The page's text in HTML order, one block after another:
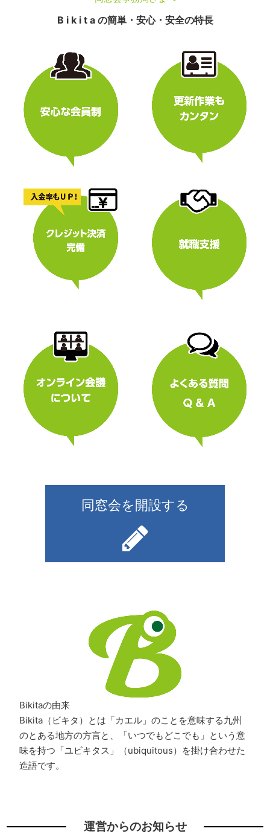
B i k i t a の簡単・安心・安全の特長
同窓会を開設する
Bikitaの由来
Bikita（ビキタ）とは「カエル」のことを意味する九州
のとある地方の方言と、「いつでもどこでも」という意
味を持つ「ユビキタス」（ubiquitous）を掛け合わせた
造語です。
運営からのお知らせ